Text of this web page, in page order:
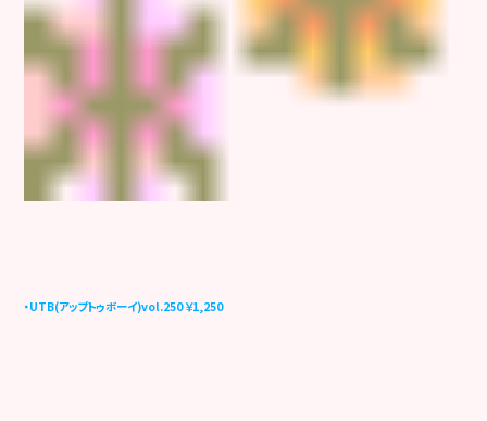
・UTB(アップトゥボーイ)vol.250 ￥1,250